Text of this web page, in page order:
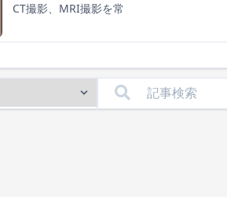
CT撮影、MRI撮影を常